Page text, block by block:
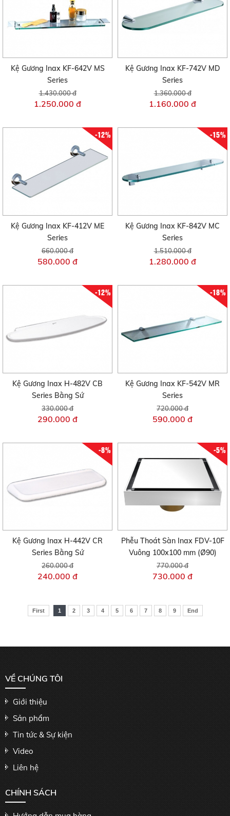
Kệ Gương Inax KF-642V MS
Series
1.430.000 đ
1.250.000 đ
Kệ Gương Inax KF-742V MD
Series
1.360.000 đ
1.160.000 đ
-12%
Kệ Gương Inax KF-412V ME
Series
660.000 đ
580.000 đ
-15%
Kệ Gương Inax KF-842V MC
Series
1.510.000 đ
1.280.000 đ
-12%
Kệ Gương Inax H-482V CB
Series Bằng Sứ
330.000 đ
290.000 đ
-18%
Kệ Gương Inax KF-542V MR
Series
720.000 đ
590.000 đ
-8%
Kệ Gương Inax H-442V CR
Series Bằng Sứ
260.000 đ
240.000 đ
-5%
Phễu Thoát Sàn Inax FDV-10F
Vuông 100x100 mm (Ø90)
770.000 đ
730.000 đ
First 1 2 3 4 5 6 7 8 9 End
VỀ CHÚNG TÔI
Giới thiệu
Sản phẩm
Tin tức & Sự kiện
Video
Liên hệ
CHÍNH SÁCH